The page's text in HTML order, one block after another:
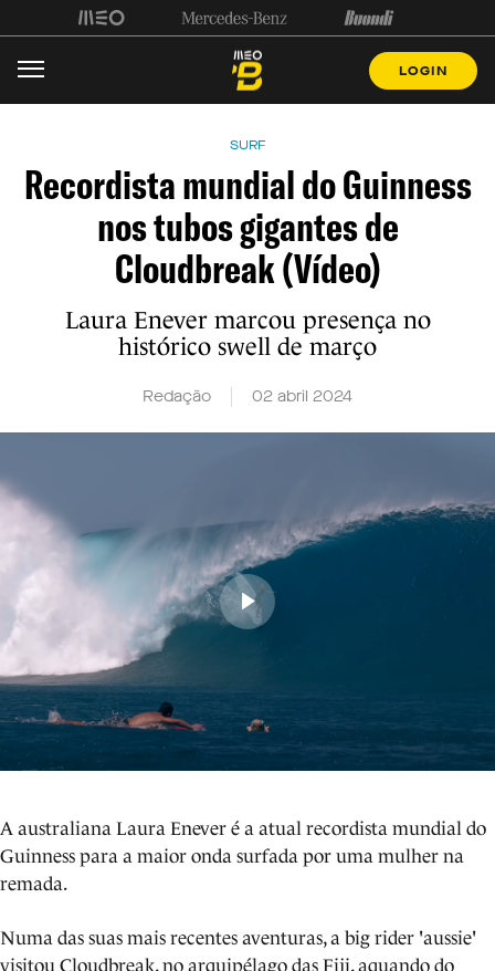
LOGIN
SURF
Recordista mundial do Guinness
nos tubos gigantes de
Cloudbreak (Vídeo)
Laura Enever marcou presença no
histórico swell de março
Redação 02 abril 2024
A australiana Laura Enever é a atual recordista mundial do
Guinness para a maior onda surfada por uma mulher na
remada.
Numa das suas mais recentes aventuras, a big rider 'aussie'
visitou Cloudbreak, no arquipélago das Fiji, aquando do